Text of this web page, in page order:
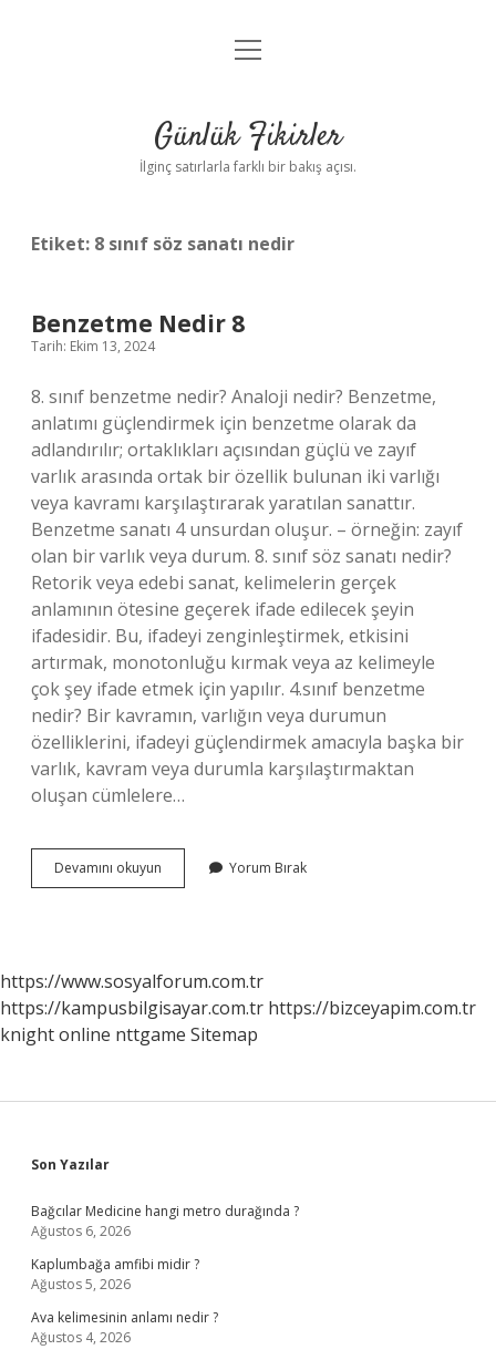
Anasayfa
Yasal Uyarı
menüyü
Günlük Fikirler
İlginç satırlarla farklı bir bakış açısı.
Etiket: 8 sınıf söz sanatı nedir
Benzetme Nedir 8
Tarih: Ekim 13, 2024
8. sınıf benzetme nedir? Analoji nedir? Benzetme,
anlatımı güçlendirmek için benzetme olarak da
adlandırılır; ortaklıkları açısından güçlü ve zayıf
varlık arasında ortak bir özellik bulunan iki varlığı
veya kavramı karşılaştırarak yaratılan sanattır.
Benzetme sanatı 4 unsurdan oluşur. – örneğin: zayıf
olan bir varlık veya durum. 8. sınıf söz sanatı nedir?
Retorik veya edebi sanat, kelimelerin gerçek
anlamının ötesine geçerek ifade edilecek şeyin
ifadesidir. Bu, ifadeyi zenginleştirmek, etkisini
artırmak, monotonluğu kırmak veya az kelimeyle
çok şey ifade etmek için yapılır. 4.sınıf benzetme
nedir? Bir kavramın, varlığın veya durumun
özelliklerini, ifadeyi güçlendirmek amacıyla başka bir
varlık, kavram veya durumla karşılaştırmaktan
oluşan cümlelere…
Devamını okuyun Benzetme
Nedir
Yorum Bırak
https://www.sosyalforum.com.tr
https://kampusbilgisayar.com.tr https://bizceyapim.com.tr
knight online nttgame Sitemap
Sidebar
Son Yazılar
Bağcılar Medicine hangi metro durağında ?
Ağustos 6, 2026
Kaplumbağa amfibi midir ?
Ağustos 5, 2026
Ava kelimesinin anlamı nedir ?
Ağustos 4, 2026